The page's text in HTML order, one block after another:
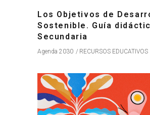
Los Objetivos de
Sostenible. Guía
Secundaria
Agenda 2030 RECURSOS EDUCATIVOS